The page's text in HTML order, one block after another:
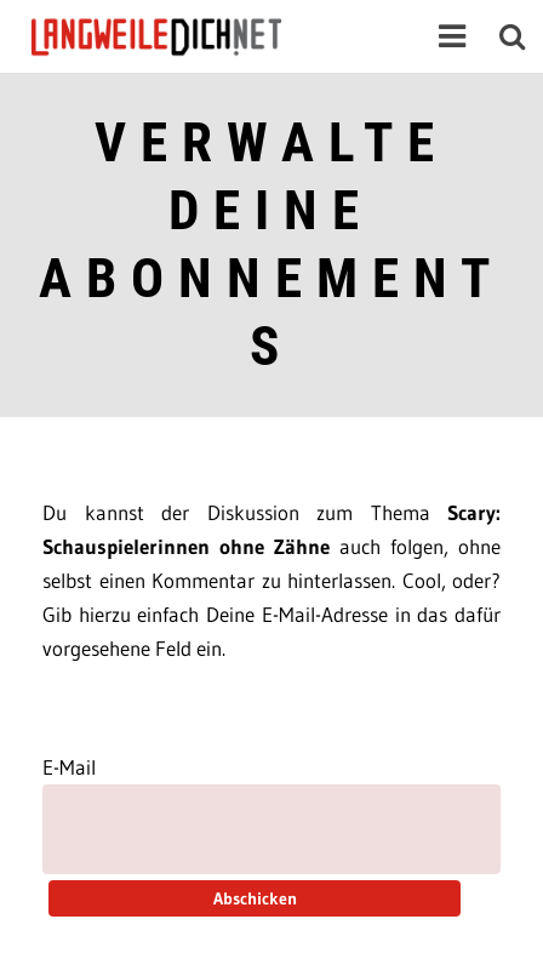
VERWALTE
DEINE
ABONNEMENT
S
Du kannst der Diskussion zum Thema Scary:
Schauspielerinnen ohne Zähne auch folgen, ohne
selbst einen Kommentar zu hinterlassen. Cool, oder?
Gib hierzu einfach Deine E-Mail-Adresse in das dafür
vorgesehene Feld ein.
E-Mail